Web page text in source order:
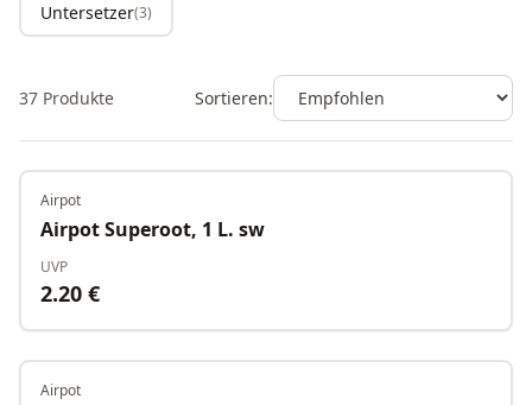
Untersetzer(3)
37 Produkte Sortieren:
Airpot
Airpot Superoot, 1 L. sw
UVP
2.20 €
Airpot